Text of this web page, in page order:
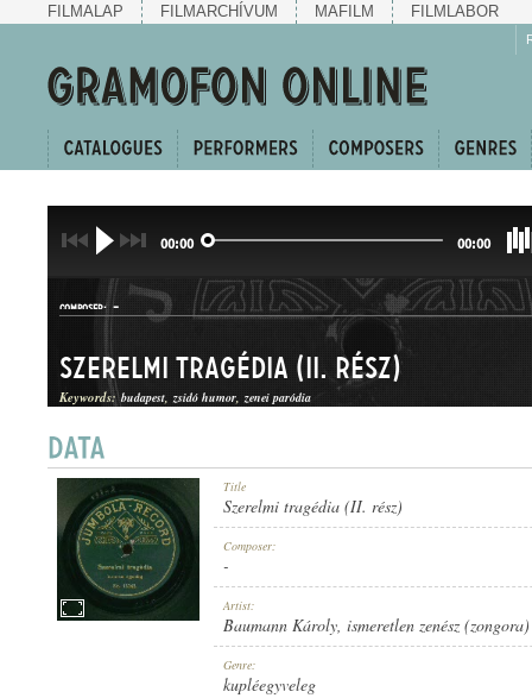
FILMALAP FILMARCHÍVUM MAFILM FILMLABOR
00:00 00:00
COMPOSER: -
KUPLÉEGYVELEG
Szerelmi tragédia (II. rész)
Keywords: budapest zsidó humor zenei paródia
Title
Szerelmi tragédia (II. rész)
Composer:
-
Artist:
Baumann Károly, ismeretlen zenész (zongora)
Genre:
kupléegyveleg